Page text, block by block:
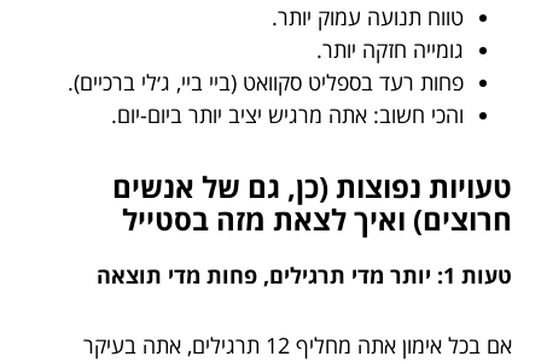
טווח תנועה עמוק יותר.
גומייה חזקה יותר.
פחות רעד בספליט סקוואט (ביי ביי, ג׳לי ברכיים).
והכי חשוב: אתה מרגיש יציב יותר ביום-יום.
טעויות נפוצות (כן, גם של אנשים
חרוצים) ואיך לצאת מזה בסטייל
טעות 1: יותר מדי תרגילים, פחות מדי תוצאה
אם בכל אימון אתה מחליף 12 תרגילים, אתה בעיקר